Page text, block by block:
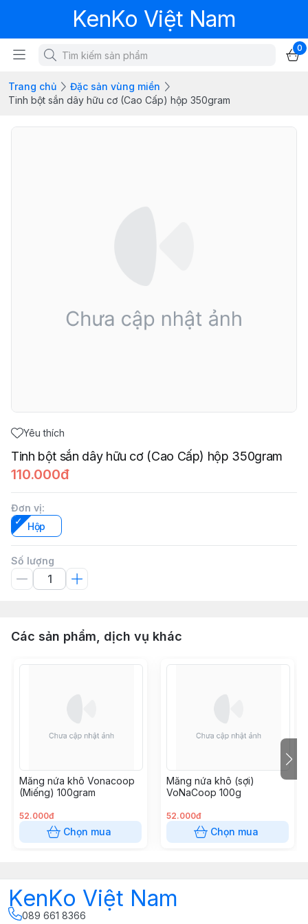
KenKo Việt Nam
0
Trang chủ
Đặc sản vùng miền
Tinh bột sắn dây hữu cơ (Cao Cấp) hộp 350gram
Yêu thích
Tinh bột sắn dây hữu cơ (Cao Cấp) hộp 350gram
110.000đ
Đơn vị:
Hộp
Số lượng
Các sản phẩm, dịch vụ khác
Măng nứa khô Vonacoop
(Miếng) 100gram
52.000đ
Chọn mua
Măng nứa khô (sợi)
VoNaCoop 100g
52.000đ
Chọn mua
KenKo Việt Nam
089 661 8366